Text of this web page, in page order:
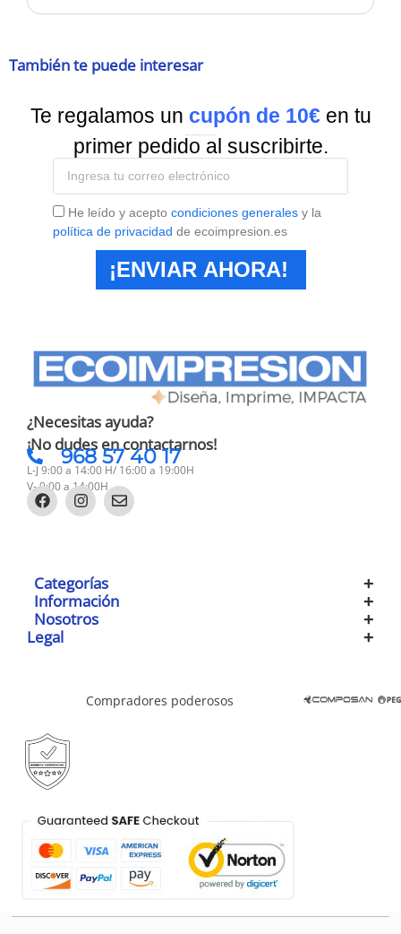
También te puede interesar
Te regalamos un cupón de 10€ en tu
primer pedido al suscribirte.
He leído y acepto condiciones generales y la
política de privacidad de ecoimpresion.es
¡ENVIAR AHORA!
¿Necesitas ayuda?
¡No dudes en contactarnos!
968 57 40 17
L-J 9:00 a 14:00 H/ 16:00 a 19:00H
V- 9:00 a 14:00H
Categorías
Información
Nosotros
Legal
Compradores poderosos